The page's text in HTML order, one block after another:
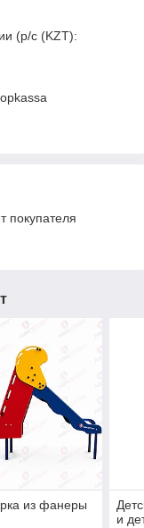
(р/с (KZT):
покупателя
из фанеры
и